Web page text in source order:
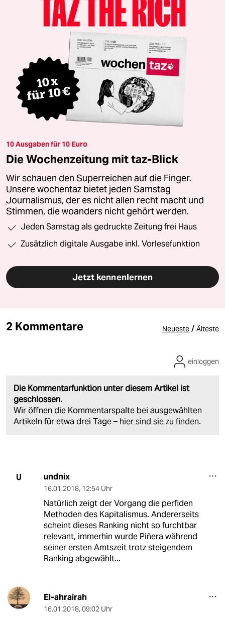
10 Ausgaben für 10 Euro
Die Wochenzeitung mit taz-Blick
Wir schauen den Superreichen auf die Finger.
Unsere wochentaz bietet jeden Samstag
Journalismus, der es nicht allen recht macht und
Stimmen, die woanders nicht gehört werden.
Jeden Samstag als gedruckte Zeitung frei Haus
Zusätzlich digitale Ausgabe inkl. Vorlesefunktion
Jetzt kennenlernen
2 Kommentare Neueste / Älteste
Die Kommentarfunktion unter diesem Artikel ist
geschlossen.
Wir öffnen die Kommentarspalte bei ausgewählten
Artikeln für etwa drei Tage – hier sind sie zu finden.
einloggen
U undnix
16.01.2018, 12:54 Uhr
Natürlich zeigt der Vorgang die perfiden
Methoden des Kapitalismus. Andererseits
scheint dieses Ranking nicht so furchtbar
relevant, immerhin wurde Piñera während
seiner ersten Amtszeit trotz steigendem
Ranking abgewählt...
El-ahrairah
16.01.2018, 09:02 Uhr